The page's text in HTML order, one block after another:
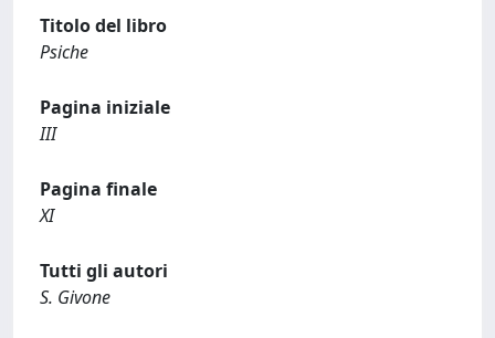
Titolo del libro
Psiche
Pagina iniziale
III
Pagina finale
XI
Tutti gli autori
S. Givone